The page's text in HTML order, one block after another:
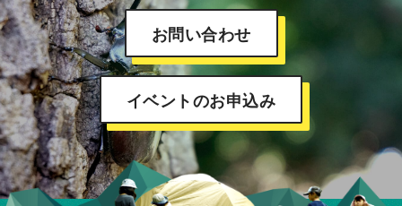
お問い合わせ
イベントのお申込み